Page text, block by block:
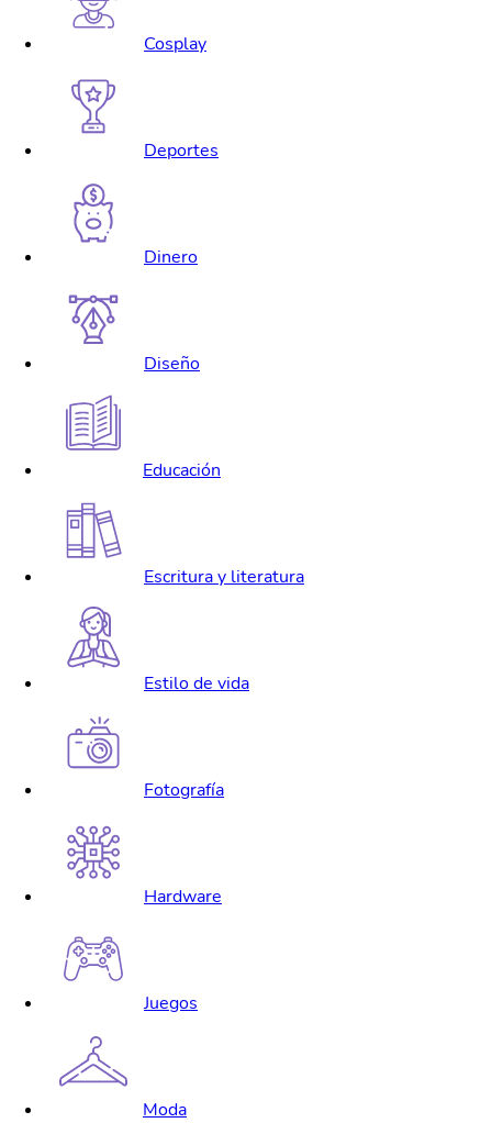
Cosplay
Deportes
Dinero
Diseño
Educación
Escritura y literatura
Estilo de vida
Fotografía
Hardware
Juegos
Moda